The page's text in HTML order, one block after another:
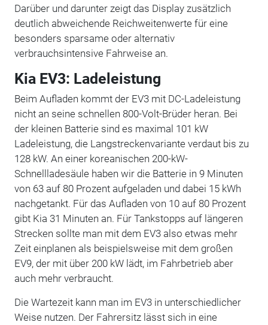
Darüber und darunter zeigt das Display zusätzlich
deutlich abweichende Reichweitenwerte für eine
besonders sparsame oder alternativ
verbrauchsintensive Fahrweise an.
Kia EV3: Ladeleistung
Beim Aufladen kommt der EV3 mit DC-Ladeleistung
nicht an seine schnellen 800-Volt-Brüder heran. Bei
der kleinen Batterie sind es maximal 101 kW
Ladeleistung, die Langstreckenvariante verdaut bis zu
128 kW. An einer koreanischen 200-kW-
Schnellladesäule haben wir die Batterie in 9 Minuten
von 63 auf 80 Prozent aufgeladen und dabei 15 kWh
nachgetankt. Für das Aufladen von 10 auf 80 Prozent
gibt Kia 31 Minuten an. Für Tankstopps auf längeren
Strecken sollte man mit dem EV3 also etwas mehr
Zeit einplanen als beispielsweise mit dem großen
EV9, der mit über 200 kW lädt, im Fahrbetrieb aber
auch mehr verbraucht.
Die Wartezeit kann man im EV3 in unterschiedlicher
Weise nutzen. Der Fahrersitz lässt sich in eine